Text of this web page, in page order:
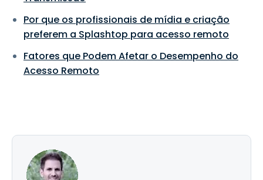
Por que os profissionais de mídia e criação
preferem a Splashtop para acesso remoto
Fatores que Podem Afetar o Desempenho do
Acesso Remoto